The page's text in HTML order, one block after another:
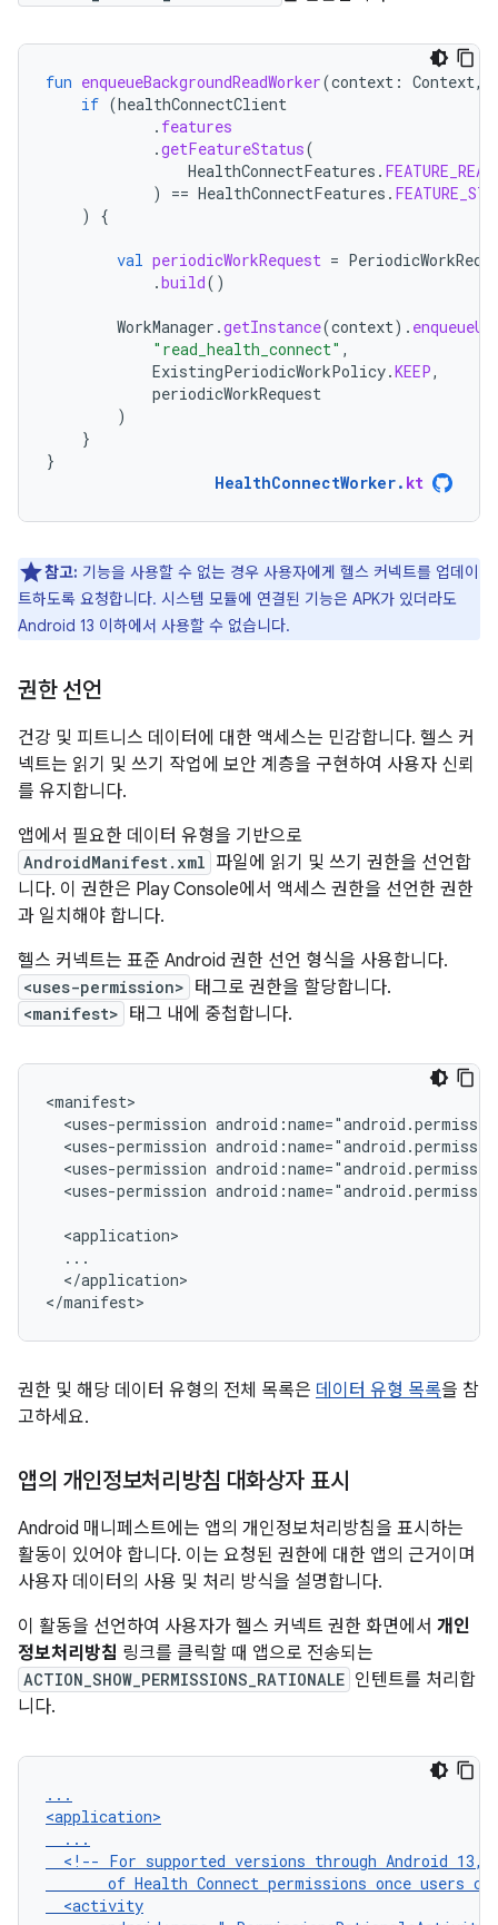
fun enqueueBackgroundReadWorker(context : Context,
if (healthConnectClient
. features
.getFeatureStatus(
HealthConnectFeatures .
)
== HealthConnectFeatures .
)
{
val periodicWorkRequest =
.build()
WorkManager .getInstance(context).
"read_health_connect" ,
ExistingPeriodicWorkPolicy.KEEP,
periodicWorkRequest
)
}
}
HealthConnectWorker. kt
참고: 기능을 사용할 수 없는 경우 사용자에게 헬스 커넥트를 업데이
트하도록 요청합니다. 시스템 모듈에 연결된 기능은 APK가 있더라도
Android 13 이하에서 사용할 수 없습니다.
권한 선언
건강 및 피트니스 데이터에 대한 액세스는 민감합니다. 헬스 커
넥트는 읽기 및 쓰기 작업에 보안 계층을 구현하여 사용자 신뢰
를 유지합니다.
앱에서 필요한 데이터 유형을 기반으로
AndroidManifest.xml 파일에 읽기 및 쓰기 권한을 선언합
니다. 이 권한은 Play Console에서 액세스 권한을 선언한 권한
과 일치해야 합니다.
헬스 커넥트는 표준 Android 권한 선언 형식을 사용합니다.
<uses-permission> 태그로 권한을 할당합니다.
<manifest> 태그 내에 중첩합니다.
<uses-permission
<uses-permission
<uses-permission
<uses-permission
</application>
권한 및 해당 데이터 유형의 전체 목록은 데이터 유형 목록을 참
고하세요.
앱의 개인정보처리방침 대화상자 표시
Android 매니페스트에는 앱의 개인정보처리방침을 표시하는
활동이 있어야 합니다. 이는 요청된 권한에 대한 앱의 근거이며
사용자 데이터의 사용 및 처리 방식을 설명합니다.
이 활동을 선언하여 사용자가 헬스 커넥트 권한 화면에서 개인
정보처리방침 링크를 클릭할 때 앱으로 전송되는
ACTION_SHOW_PERMISSIONS_RATIONALE 인텐트를 처리합
니다.
...
<!-- For supported versions through Android 13,
of Health Connect permissions once users